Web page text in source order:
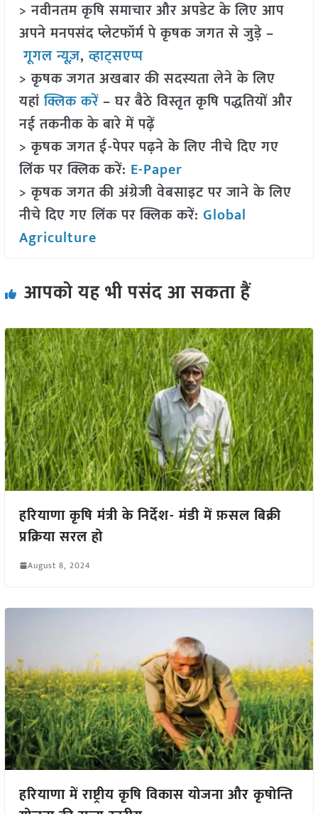
> नवीनतम कृषि समाचार और अपडेट के लिए आप
अपने मनपसंद प्लेटफॉर्म पे कृषक जगत से जुड़े –
गूगल न्यूज़,व्हाट्सएप्प
> कृषक जगत अखबार की सदस्यता लेने के लिए
यहांक्लिक करें– घर बैठे विस्तृत कृषि पद्धतियों और
नई तकनीक के बारे में पढ़ें
> कृषक जगत ई-पेपर पढ़ने के लिए नीचे दिए गए
लिंक पर क्लिक करें: E-Paper
> कृषक जगत की अंग्रेजी वेबसाइट पर जाने के लिए
नीचे दिए गए लिंक पर क्लिक करें: Global
Agriculture
आपको यह भी पसंद आ सकता हैं
हरियाणा कृषि मंत्री के निर्देश- मंडी में फ़सल बिक्री
प्रक्रिया सरल हो
August 8, 2024
हरियाणा में राष्ट्रीय कृषि विकास योजना और कृषोन्ति